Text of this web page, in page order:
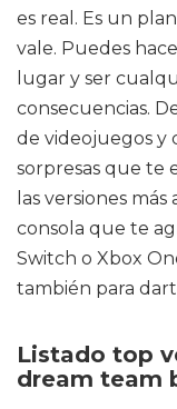
es real. Es un
vale. Puedes
lugar y ser
consecuencias.
de videojuegos y
sorpresas que te
las versiones
consola que te
Switch o Xbox
también para
Listado top
dream team